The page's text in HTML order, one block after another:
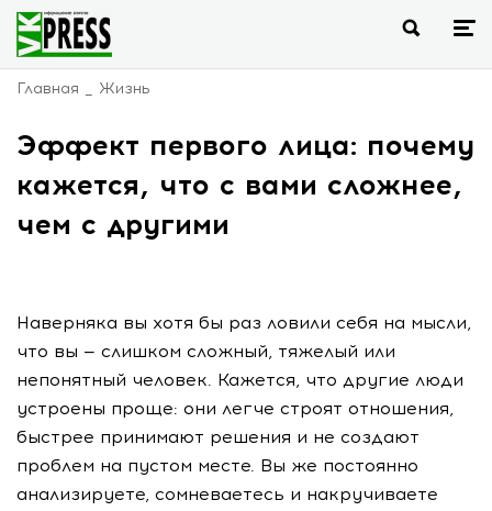
Главная Жизнь
Эффект первого лица: почему
кажется, что с вами сложнее,
чем с другими
Наверняка вы хотя бы раз ловили себя на мысли,
что вы — слишком сложный, тяжелый или
непонятный человек. Кажется, что другие люди
устроены проще: они легче строят отношения,
быстрее принимают решения и не создают
проблем на пустом месте. Вы же постоянно
анализируете, сомневаетесь и накручиваете